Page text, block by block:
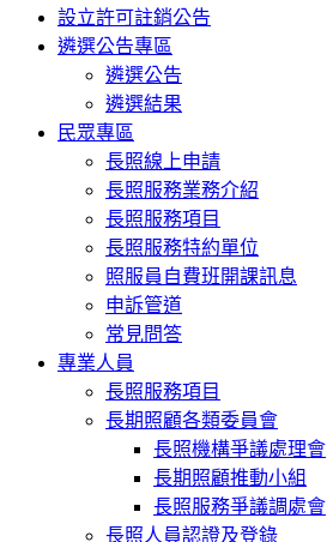
設立許可註銷公告
遴選公告專區
遴選公告
遴選結果
民眾專區
長照線上申請
長照服務業務介紹
長照服務項目
長照服務特約單位
照服員自費班開課訊息
申訴管道
常見問答
專業人員
長照服務項目
長期照顧各類委員會
長照機構爭議處理會
長期照顧推動小組
長照服務爭議調處會
長照人員認證及登錄